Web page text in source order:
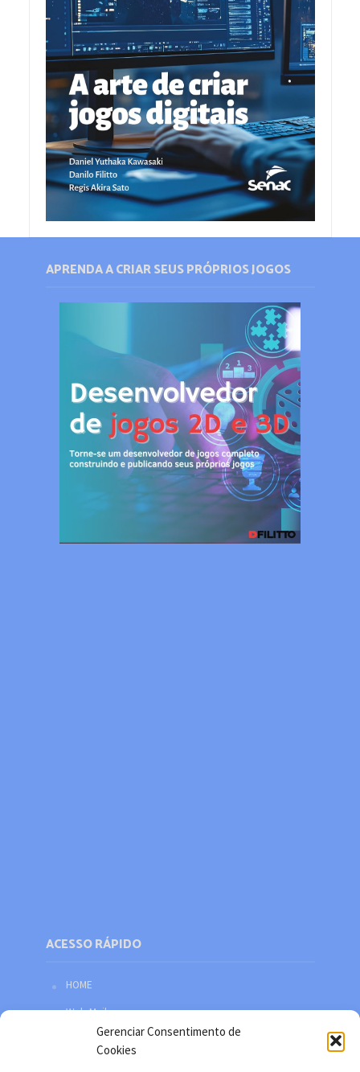
Gerenciar Consentimento de
Cookies
APRENDA A CRIAR SEUS PRÓPRIOS JOGOS
ACESSO RÁPIDO
HOME
Web Mail
Política de privacidade